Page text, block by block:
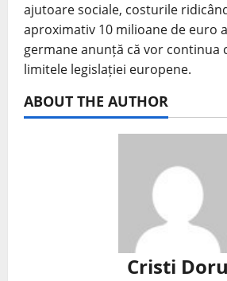
ajutoare sociale, costurile
aproximativ 10 milioane de euro
germane anunță că vor continua
limitele legislației europene.
ABOUT THE AUTHOR
Cristi Doru